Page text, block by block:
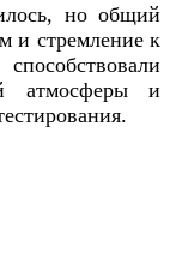
но общий
и стремление к
атмосферы и